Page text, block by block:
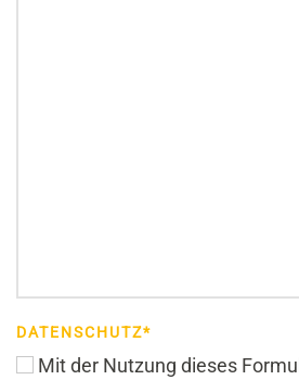
DATENSCHUTZ*
Mit der Nutzung dieses